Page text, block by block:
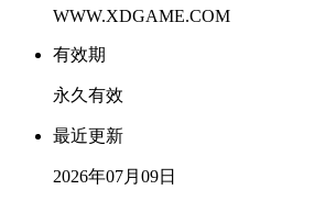
WWW.XDGAME.COM
有效期
永久有效
最近更新
2026年07月09日